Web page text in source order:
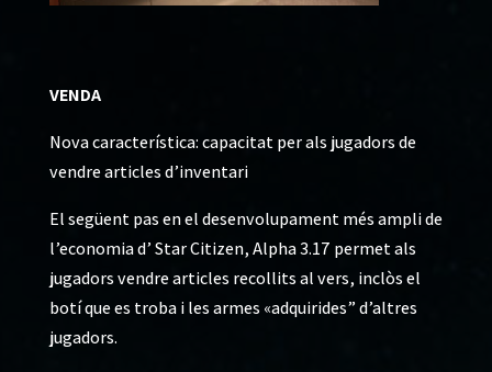
VENDA
Nova característica: capacitat per als jugadors de
vendre articles d’inventari
El següent pas en el desenvolupament més ampli de
l’economia d’ Star Citizen, Alpha 3.17 permet als
jugadors vendre articles recollits al vers, inclòs el
botí que es troba i les armes «adquirides” d’altres
jugadors.